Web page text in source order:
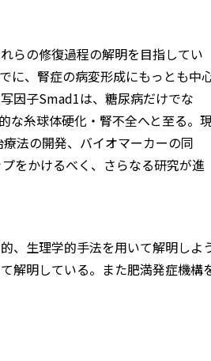
らの修復過程の解明を目指してい
に、腎症の病変形成にもっとも中
因子Smad1は、糖尿病だけでな
な糸球体硬化・腎不全へと至る。現
法の開発、バイオマーカーの同
をかけるべく、さらなる研究が進
、生理学的手法を用いて解明しよ
解明している。また肥満発症機構